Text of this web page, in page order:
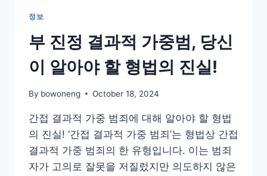
정보
부 진정 결과적 가중범, 당신
이 알아야 할 형법의 진실!
By bowoneng October 18, 2024
간접 결과적 가중 범죄에 대해 알아야 할 형법
의 진실! ‘간접 결과적 가중 범죄’는 형법상 간접
결과적 가중 범죄의 한 유형입니다. 이는 범죄
자가 고의로 잘못을 저질렀지만 의도하지 않은